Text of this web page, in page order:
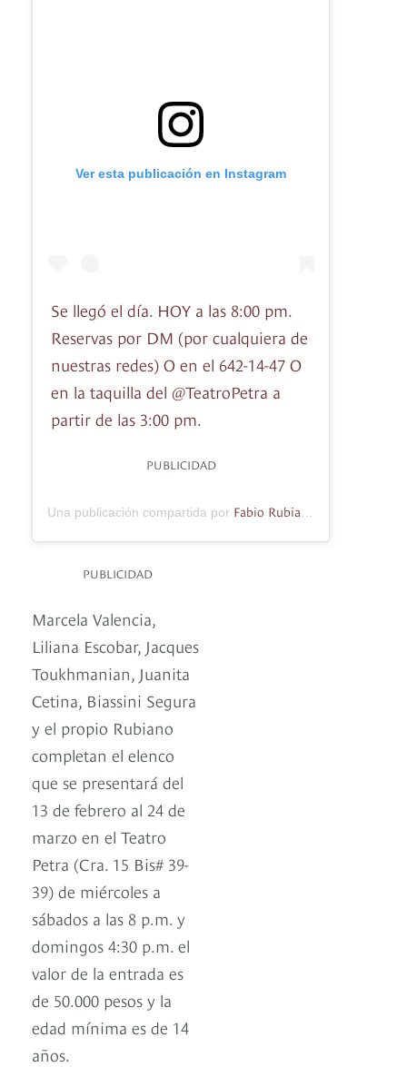
Ver esta publicación en Instagram
Se llegó el día. HOY a las 8:00 pm.
Reservas por DM (por cualquiera de
nuestras redes) O en el 642-14-47 O
en la taquilla del @TeatroPetra a
partir de las 3:00 pm.
PUBLICIDAD
Una publicación compartida por Fabio Rubiano O.
PUBLICIDAD
Marcela Valencia,
Liliana Escobar, Jacques
Toukhmanian, Juanita
Cetina, Biassini Segura
y el propio Rubiano
completan el elenco
que se presentará del
13 de febrero al 24 de
marzo en el Teatro
Petra (Cra. 15 Bis# 39-
39) de miércoles a
sábados a las 8 p.m. y
domingos 4:30 p.m. el
valor de la entrada es
de 50.000 pesos y la
edad mínima es de 14
años.